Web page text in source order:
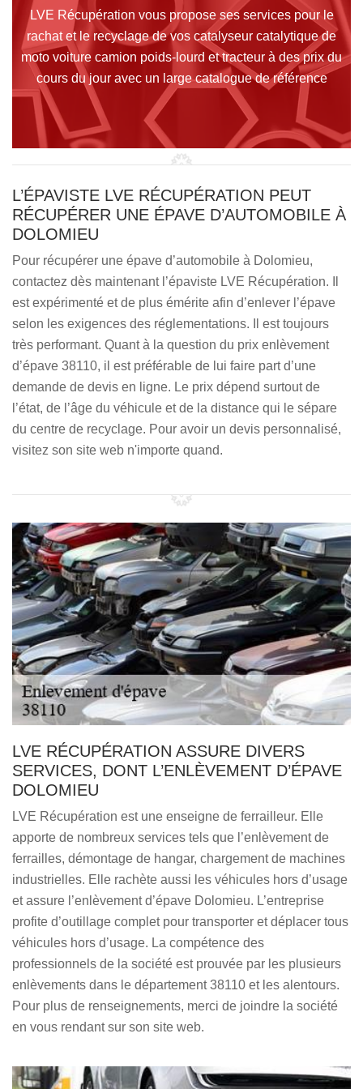
LVE Récupération vous propose ses services pour le
rachat et le recyclage de vos catalyseur catalytique de
moto voiture camion poids-lourd et tracteur à des prix du
cours du jour avec un large catalogue de référence
L’ÉPAVISTE LVE RÉCUPÉRATION PEUT
RÉCUPÉRER UNE ÉPAVE D’AUTOMOBILE À
DOLOMIEU
Pour récupérer une épave d’automobile à Dolomieu,
contactez dès maintenant l’épaviste LVE Récupération. Il
est expérimenté et de plus émérite afin d’enlever l’épave
selon les exigences des réglementations. Il est toujours
très performant. Quant à la question du prix enlèvement
d’épave 38110, il est préférable de lui faire part d’une
demande de devis en ligne. Le prix dépend surtout de
l’état, de l’âge du véhicule et de la distance qui le sépare
du centre de recyclage. Pour avoir un devis personnalisé,
visitez son site web n'importe quand.
LVE RÉCUPÉRATION ASSURE DIVERS
SERVICES, DONT L’ENLÈVEMENT D’ÉPAVE
DOLOMIEU
LVE Récupération est une enseigne de ferrailleur. Elle
apporte de nombreux services tels que l’enlèvement de
ferrailles, démontage de hangar, chargement de machines
industrielles. Elle rachète aussi les véhicules hors d’usage
et assure l’enlèvement d’épave Dolomieu. L’entreprise
profite d’outillage complet pour transporter et déplacer tous
véhicules hors d’usage. La compétence des
professionnels de la société est prouvée par les plusieurs
enlèvements dans le département 38110 et les alentours.
Pour plus de renseignements, merci de joindre la société
en vous rendant sur son site web.